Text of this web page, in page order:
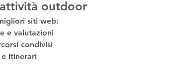
outdoor
siti web:
e valutazioni
condivisi
e itinerari